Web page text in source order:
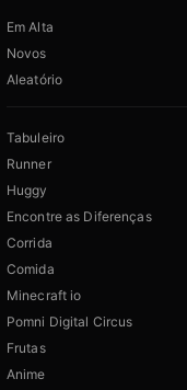
Em Alta
Novos
Aleatório
Tabuleiro
Runner
Huggy
Encontre as Diferenças
Corrida
Comida
Minecraft io
Pomni Digital Circus
Frutas
Anime